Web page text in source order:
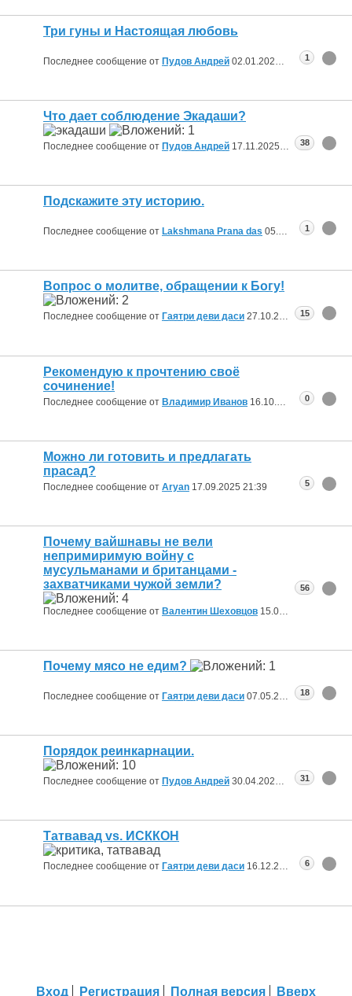
Три гуны и Настоящая любовь
Последнее сообщение от Пудов Андрей 02.01.2026 14:371
Что дает соблюдение Экадаши?
Последнее сообщение от Пудов Андрей 17.11.2025 18:07
38
Подскажите эту историю.
Последнее сообщение от Lakshmana Prana das 05.11.2025 18:45
1
Вопрос о молитве, обращении к Богу!
Последнее сообщение от Гаятри деви даси 27.10.2025 11:23
15
Рекомендую к прочтению своё
сочинение!
Последнее сообщение от Владимир Иванов 16.10.2025 01:19
0
Можно ли готовить и предлагать
прасад?
Последнее сообщение от Aryan 17.09.2025 21:39 5
Почему вайшнавы не вели
непримиримую войну с
мусульманами и британцами -
захватчиками чужой земли?
Последнее сообщение от Валентин Шеховцов 15.06.2025
56
Почему мясо не едим?
Последнее сообщение от Гаятри деви даси 07.05.2025 14:43
18
Порядок реинкарнации.
Последнее сообщение от Пудов Андрей 30.04.2025 01:12
31
Татвавад vs. ИСККОН
Последнее сообщение от Гаятри деви даси 16.12.2024 10:58
6
Вход Регистрация Полная версия Вверх